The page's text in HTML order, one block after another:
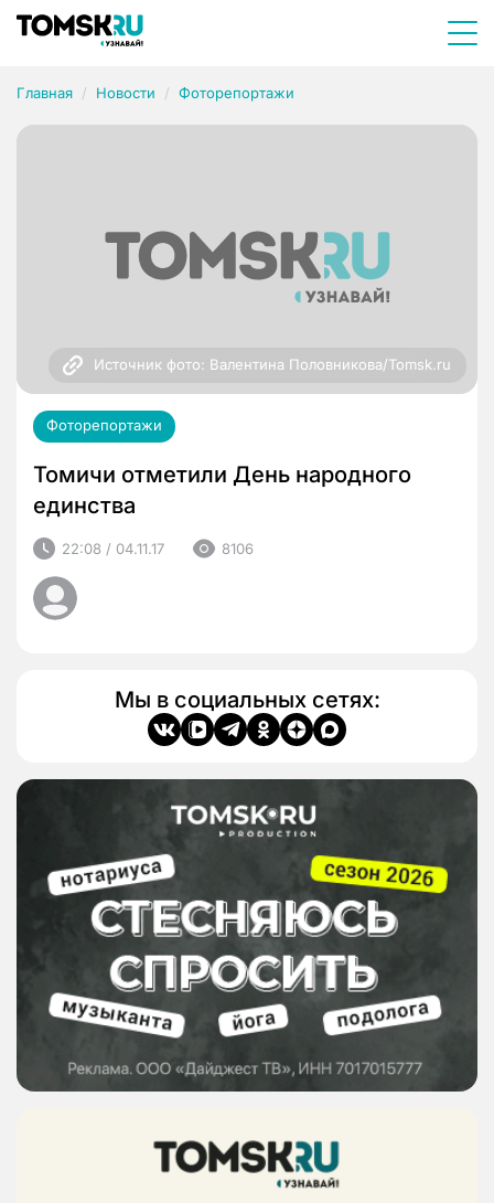
Главная Новости Фоторепортажи
Источник фото: Валентина Половникова/Tomsk.ru
Фоторепортажи
Томичи отметили День народного
единства
22:08 / 04.11.17 8106
Мы в социальных сетях: